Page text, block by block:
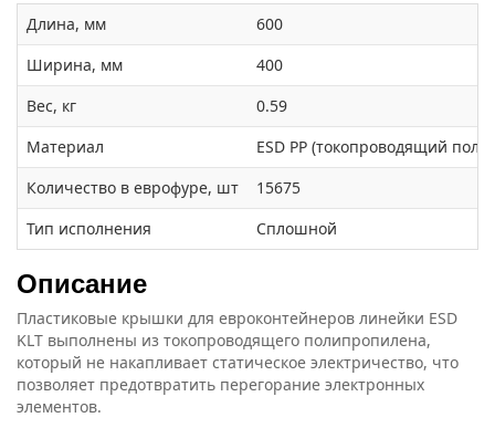
Длина, мм
600
Ширина, мм
400
Вес, кг
0.59
Материал
ESD PP (токопроводящий
Количество в еврофуре, шт
15675
Тип исполнения
Сплошной
Описание
Пластиковые крышки для евроконтейнеров линейки ESD
KLT выполнены из токопроводящего полипропилена,
который не накапливает статическое электричество, что
позволяет предотвратить перегорание электронных
элементов.